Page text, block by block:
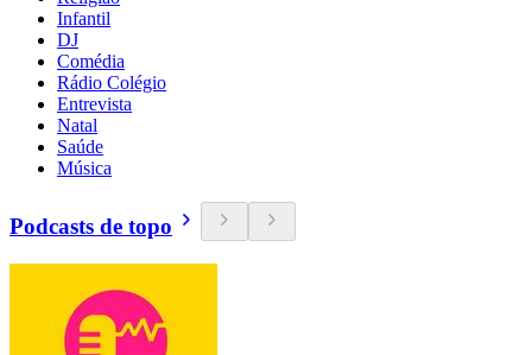
Infantil
DJ
Comédia
Rádio Colégio
Entrevista
Natal
Saúde
Música
Podcasts de topo